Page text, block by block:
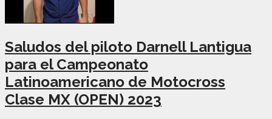
Saludos del piloto Darnell Lantigua
para el Campeonato
Latinoamericano de Motocross
Clase MX (OPEN) 2023